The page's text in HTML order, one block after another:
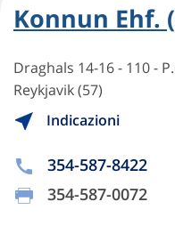
Konnun Ehf.
Draghals 14-16 - 110 -
Reykjavik (57)
Indicazioni
354-587-8422
354-587-0072